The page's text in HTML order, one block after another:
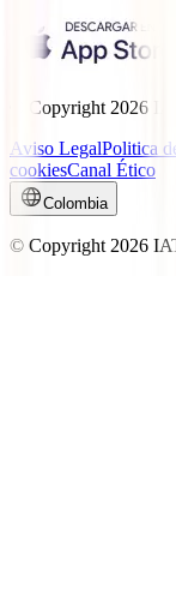
© Copyright 2026
Aviso LegalPolitica
cookiesCanal Ético
Colombia
© Copyright 2026